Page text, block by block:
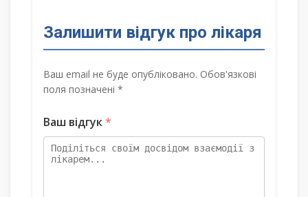
Залишити відгук про лікаря
Ваш email не буде опубліковано. Обов'язкові
поля позначені *
Ваш відгук*